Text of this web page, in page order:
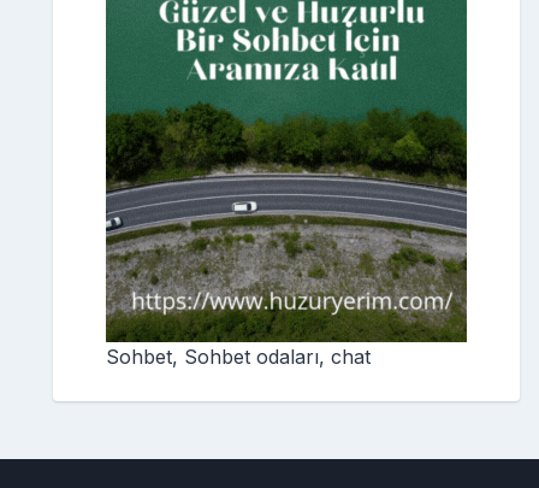
Sohbet, Sohbet odaları, chat